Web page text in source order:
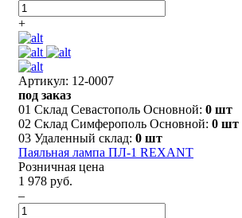
+
Артикул: 12-0007
под заказ
01 Склад Севастополь Основной: 0 шт
02 Склад Симферополь Основной: 0 шт
03 Удаленный склад: 0 шт
Паяльная лампа ПЛ-1 REXANT
Розничная цена
1 978 руб.
–